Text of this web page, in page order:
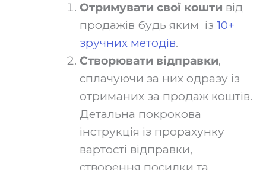
Отримувати свої кошти від
продажів будь яким із 10+
зручних методів.
Створювати відправки,
сплачуючи за них одразу із
отриманих за продаж коштів.
Детальна покрокова
інструкція із прорахунку
вартості відправки,